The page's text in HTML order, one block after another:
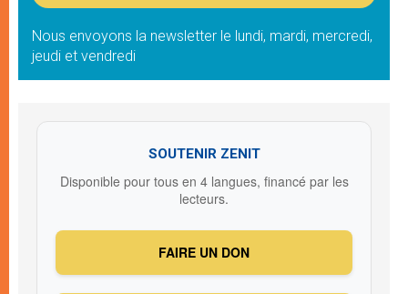
Nous envoyons la newsletter le lundi, mardi, mercredi,
jeudi et vendredi
SOUTENIR ZENIT
Disponible pour tous en 4 langues, financé par les
lecteurs.
FAIRE UN DON